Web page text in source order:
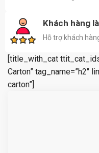
Khách hàng
Hỗ trợ khách
[title_with_cat
Carton” tag_name=”h2″
carton”]